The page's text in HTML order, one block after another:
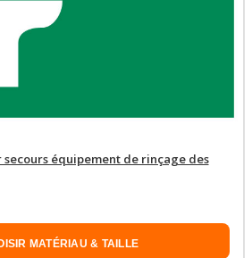
équipement de rinçage des
MATÉRIAU & TAILLE